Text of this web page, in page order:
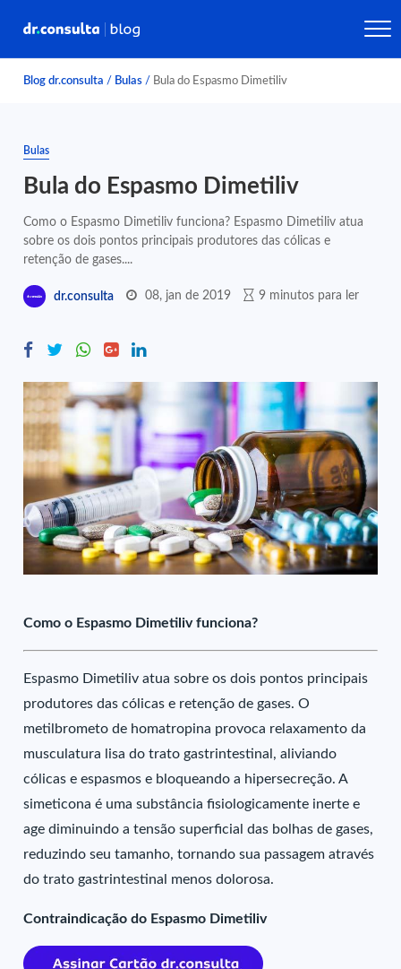
Blog dr.consulta / Bulas / Bula do Espasmo Dimetiliv
Bulas
Bula do Espasmo Dimetiliv
Como o Espasmo Dimetiliv funciona? Espasmo Dimetiliv atua
sobre os dois pontos principais produtores das cólicas e
retenção de gases....
dr.consulta 08, jan de 2019 9 minutos para ler
Como o Espasmo Dimetiliv funciona?
Espasmo Dimetiliv atua sobre os dois pontos principais
produtores das cólicas e retenção de gases. O
metilbrometo de homatropina provoca relaxamento da
musculatura lisa do trato gastrintestinal, aliviando
cólicas e espasmos e bloqueando a hipersecreção. A
simeticona é uma substância fisiologicamente inerte e
age diminuindo a tensão superficial das bolhas de gases,
reduzindo seu tamanho, tornando sua passagem através
do trato gastrintestinal menos dolorosa.
Contraindicação do Espasmo Dimetiliv